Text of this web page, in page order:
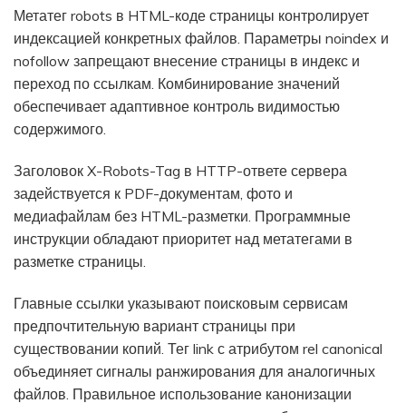
Метатег robots в HTML-коде страницы контролирует
индексацией конкретных файлов. Параметры noindex и
nofollow запрещают внесение страницы в индекс и
переход по ссылкам. Комбинирование значений
обеспечивает адаптивное контроль видимостью
содержимого.
Заголовок X-Robots-Tag в HTTP-ответе сервера
задействуется к PDF-документам, фото и
медиафайлам без HTML-разметки. Программные
инструкции обладают приоритет над метатегами в
разметке страницы.
Главные ссылки указывают поисковым сервисам
предпочтительную вариант страницы при
существовании копий. Тег link с атрибутом rel canonical
объединяет сигналы ранжирования для аналогичных
файлов. Правильное использование канонизации